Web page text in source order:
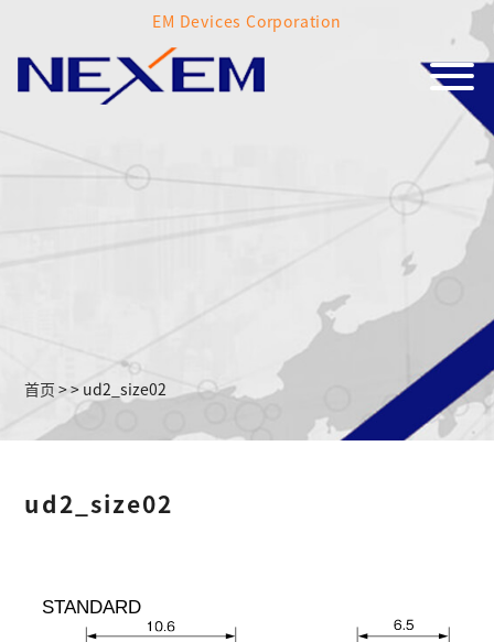
EM Devices Corporation
首页 >> ud2_size02
ud2_size02